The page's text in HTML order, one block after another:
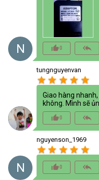
N thumb_up_alt0 reply_all
tungnguyenvan
star star star star star
Giao hàng
không. Mình sẽ
thumb_up_alt0 reply_all
N
nguyenson_1969
star star star star star
thumb_up_alt0 reply_all